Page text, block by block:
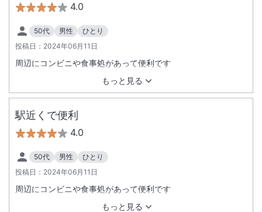
4.0
50代 男性
ひとり
投稿日： 2024年06月11日
もっと見る
周辺にコンビニや食事処があって便利です
駅近くで便利
4.0
50代 男性
ひとり
投稿日： 2024年06月11日
もっと見る
周辺にコンビニや食事処があって便利です